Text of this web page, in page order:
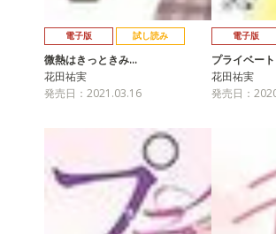
電子版 試し読み
微熱はきっときみ…
花田祐実
発売日：2021.03.16
電子版
プライベー
花田祐実
発売日：